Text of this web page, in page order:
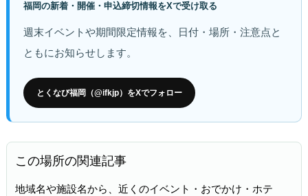
福岡の新着・開催・申込締切情報をXで受け取る
週末イベントや期間限定情報を、日付・場所・注意点と
ともにお知らせします。
とくなび福岡（@ifkjp）をXでフォロー
この場所の関連記事
地域名や施設名から、近くのイベント・おでかけ・ホテ